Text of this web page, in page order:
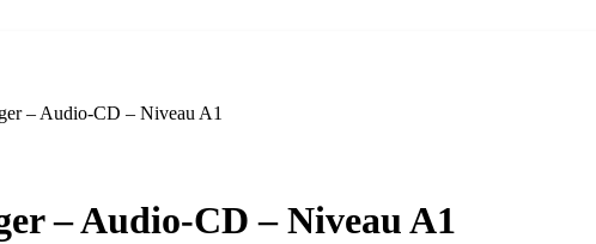
– Audio-CD – Niveau A1
– Audio-CD – Niveau A1